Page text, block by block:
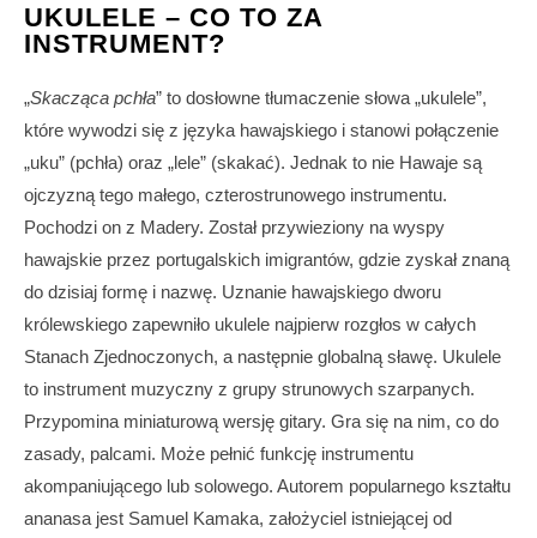
UKULELE – CO TO ZA
INSTRUMENT?
„Skacząca pchła” to dosłowne tłumaczenie słowa „ukulele”,
które wywodzi się z języka hawajskiego i stanowi połączenie
„uku” (pchła) oraz „lele” (skakać). Jednak to nie Hawaje są
ojczyzną tego małego, czterostrunowego instrumentu.
Pochodzi on z Madery. Został przywieziony na wyspy
hawajskie przez portugalskich imigrantów, gdzie zyskał znaną
do dzisiaj formę i nazwę. Uznanie hawajskiego dworu
królewskiego zapewniło ukulele najpierw rozgłos w całych
Stanach Zjednoczonych, a następnie globalną sławę. Ukulele
to instrument muzyczny z grupy strunowych szarpanych.
Przypomina miniaturową wersję gitary. Gra się na nim, co do
zasady, palcami. Może pełnić funkcję instrumentu
akompaniującego lub solowego. Autorem popularnego kształtu
ananasa jest Samuel Kamaka, założyciel istniejącej od